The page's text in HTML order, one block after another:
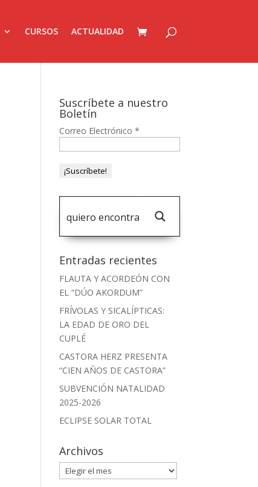
CURSOS ACTUALIDAD
Suscríbete a nuestro
Boletín
Correo Electrónico*
Entradas recientes
FLAUTA Y ACORDEÓN CON
EL “DÚO AKORDUM”
FRÍVOLAS Y SICALÍPTICAS:
LA EDAD DE ORO DEL
CUPLÉ
CASTORA HERZ PRESENTA
“CIEN AÑOS DE CASTORA”
SUBVENCIÓN NATALIDAD
2025-2026
ECLIPSE SOLAR TOTAL
Archivos
Archivos